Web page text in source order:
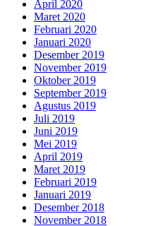
April 2020
Maret 2020
Februari 2020
Januari 2020
Desember 2019
November 2019
Oktober 2019
September 2019
Agustus 2019
Juli 2019
Juni 2019
Mei 2019
April 2019
Maret 2019
Februari 2019
Januari 2019
Desember 2018
November 2018